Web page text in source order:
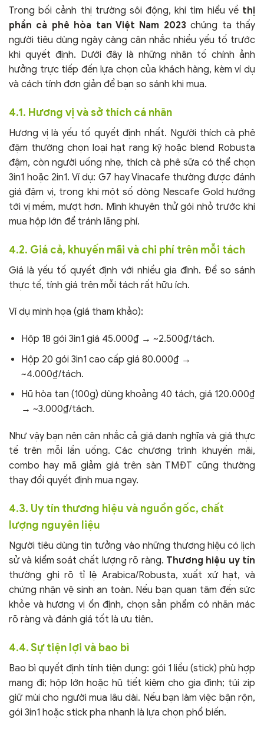
Trong bối cảnh thị trường sôi động, khi tìm hiểu về thị
phần cà phê hòa tan Việt Nam 2023 chúng ta thấy
người tiêu dùng ngày càng cân nhắc nhiều yếu tố trước
khi quyết định. Dưới đây là những nhân tố chính ảnh
hưởng trực tiếp đến lựa chọn của khách hàng, kèm ví dụ
và cách tính đơn giản để bạn so sánh khi mua.
4.1. Hương vị và sở thích cá nhân
Hương vị là yếu tố quyết định nhất. Người thích cà phê
đậm thường chọn loại hạt rang kỹ hoặc blend Robusta
đậm, còn người uống nhẹ, thích cà phê sữa có thể chọn
3in1 hoặc 2in1. Ví dụ: G7 hay Vinacafe thường được đánh
giá đậm vị, trong khi một số dòng Nescafe Gold hướng
tới vị mềm, mượt hơn. Mình khuyên thử gói nhỏ trước khi
mua hộp lớn để tránh lãng phí.
4.2. Giá cả, khuyến mãi và chi phí trên mỗi tách
Giá là yếu tố quyết định với nhiều gia đình. Để so sánh
thực tế, tính giá trên mỗi tách rất hữu ích.
Ví dụ minh họa (giá tham khảo):
Hộp 18 gói 3in1 giá 45.000₫ → ~2.500₫/tách.
Hộp 20 gói 3in1 cao cấp giá 80.000₫ →
~4.000₫/tách.
Hũ hòa tan (100g) dùng khoảng 40 tách, giá 120.000₫
→ ~3.000₫/tách.
Như vậy bạn nên cân nhắc cả giá danh nghĩa và giá thực
tế trên mỗi lần uống. Các chương trình khuyến mãi,
combo hay mã giảm giá trên sàn TMĐT cũng thường
thay đổi quyết định mua ngay.
4.3. Uy tín thương hiệu và nguồn gốc, chất
lượng nguyên liệu
Người tiêu dùng tin tưởng vào những thương hiệu có lịch
sử và kiểm soát chất lượng rõ ràng. Thương hiệu uy tín
thường ghi rõ tỉ lệ Arabica/Robusta, xuất xứ hạt, và
chứng nhận vệ sinh an toàn. Nếu bạn quan tâm đến sức
khỏe và hương vị ổn định, chọn sản phẩm có nhãn mác
rõ ràng và đánh giá tốt là ưu tiên.
4.4. Sự tiện lợi và bao bì
Bao bì quyết định tính tiện dụng: gói 1 liều (stick) phù hợp
mang đi; hộp lớn hoặc hũ tiết kiệm cho gia đình; túi zip
giữ mùi cho người mua lâu dài. Nếu bạn làm việc bận rộn,
gói 3in1 hoặc stick pha nhanh là lựa chọn phổ biến.